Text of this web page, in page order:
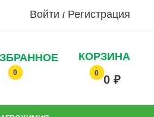
Войти / Регистрация
0
КОРЗИНА
0
0 ₽